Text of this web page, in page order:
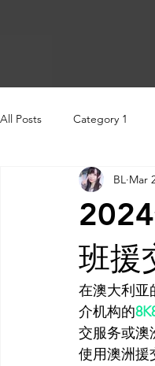
All Posts Category 1
AI 工具
AI 新闻
班援
BL Mar
在澳大利亚
介机构的
交服务或澳
使用澳洲援